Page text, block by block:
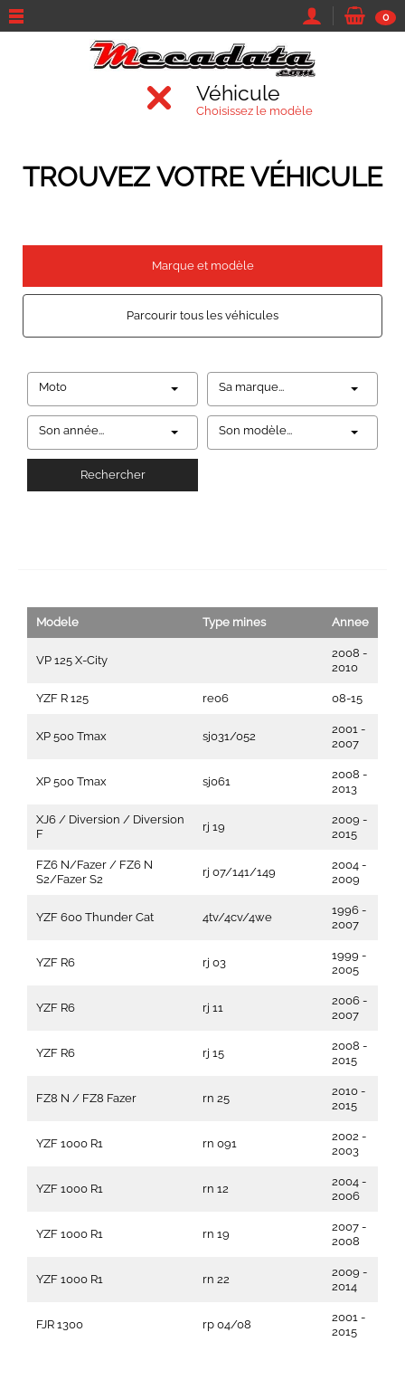
0
Véhicule
Choisissez le modèle
TROUVEZ VOTRE VÉHICULE
Marque et modèle
Parcourir tous les véhicules
Moto Sa marque...
Son année... Son modèle...
Rechercher
Modele Type mines Annee
VP 125 X-City
2008 -
2010
YZF R 125 re06 08-15
XP 500 Tmax sj031/052
2001 -
2007
XP 500 Tmax sj061
2008 -
2013
XJ6 / Diversion / Diversion
F
rj 19
2009 -
2015
FZ6 N/Fazer / FZ6 N
S2/Fazer S2
rj 07/141/149
2004 -
2009
YZF 600 Thunder Cat 4tv/4cv/4we
1996 -
2007
YZF R6 rj 03
1999 -
2005
YZF R6 rj 11
2006 -
2007
YZF R6 rj 15
2008 -
2015
FZ8 N / FZ8 Fazer rn 25
2010 -
2015
YZF 1000 R1 rn 091
2002 -
2003
YZF 1000 R1 rn 12
2004 -
2006
YZF 1000 R1 rn 19
2007 -
2008
YZF 1000 R1 rn 22
2009 -
2014
FJR 1300 rp 04/08
2001 -
2015